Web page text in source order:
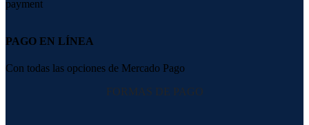
PAGO EN LÍNEA
Con todas las opciones de Mercado Pago
FORMAS DE PAGO